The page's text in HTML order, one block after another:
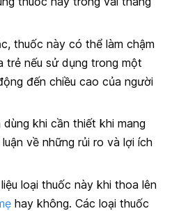
thuốc này có thể làm chậm
trẻ nếu sử dụng trong một
đến chiều cao của người
khi cần thiết khi mang
về những rủi ro và lợi ích
loại thuốc này khi thoa lên
hay không. Các loại thuốc